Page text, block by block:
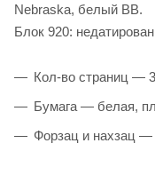
Nebraska, белый ВВ.
Блок 920:
Кол-во страниц —
Бумага — белая,
Форзац и нахзац